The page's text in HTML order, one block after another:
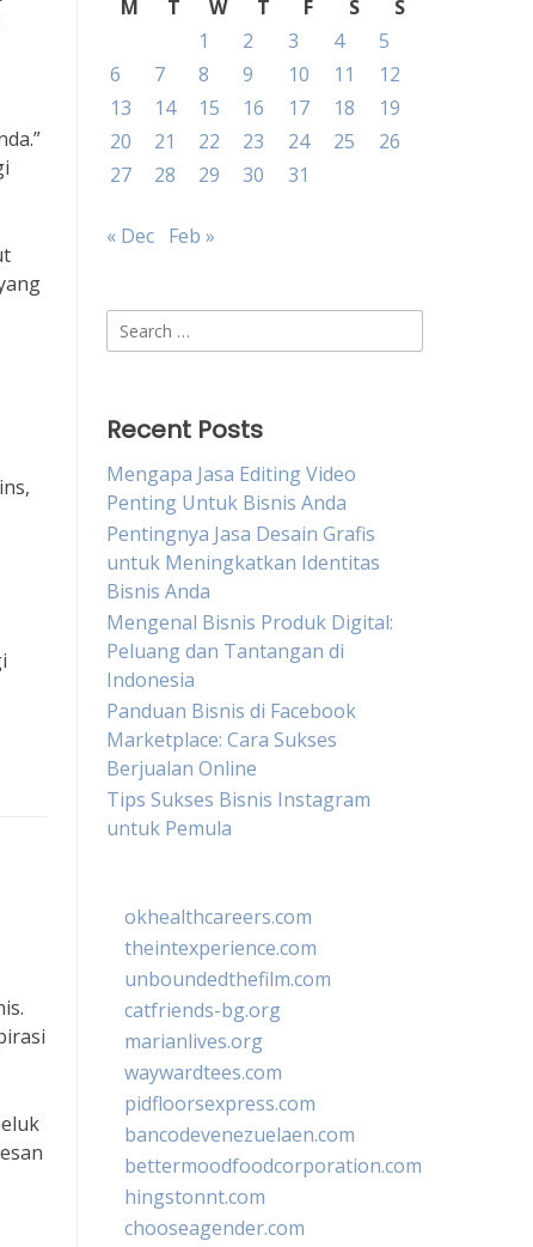
M
T W T F S
S
1
2 3 4
5
6
7 8 9 10 11
12
13
14 15 16 17 18
19
20
21 22 23 24 25
26
27
28 29 30 31
« Dec Feb »
Search
for:
Recent Posts
Mengapa Jasa Editing Video
Penting Untuk Bisnis Anda
Pentingnya Jasa Desain Grafis
untuk Meningkatkan Identitas
Bisnis Anda
Mengenal Bisnis Produk Digital:
Peluang dan Tantangan di
Indonesia
Panduan Bisnis di Facebook
Marketplace: Cara Sukses
Berjualan Online
Tips Sukses Bisnis Instagram
untuk Pemula
okhealthcareers.com
theintexperience.com
unboundedthefilm.com
catfriends-bg.org
marianlives.org
waywardtees.com
pidfloorsexpress.com
bancodevenezuelaen.com
bettermoodfoodcorporation.com
hingstonnt.com
chooseagender.com